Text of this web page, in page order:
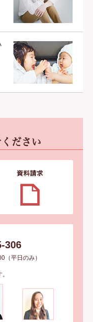
ださい
306
（平日のみ）